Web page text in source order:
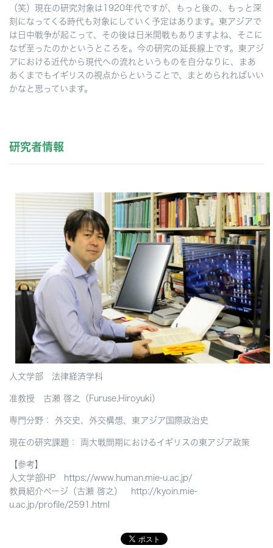
（笑）現在の研究対象は1920年代ですが、もっと後の、もっと深
刻になってくる時代も対象にしていく予定はあります。東アジアで
は日中戦争が起こって、その後は日米開戦もありますよね、そこに
なぜ至ったのかというところを。今の研究の延長線上です。東アジ
アにおける近代から現代への流れというものを自分なりに、まあ
あくまでもイギリスの視点からということで、まとめられればいい
かなと思っています。
研究者情報
人文学部 法律経済学科
准教授 古瀬 啓之（Furuse,Hiroyuki）
専門分野： 外交史、外交構想、東アジア国際政治史
現在の研究課題： 両大戦間期におけるイギリスの東アジア政策
【参考】
人文学部HP https://www.human.mie-u.ac.jp/
教員紹介ページ（古瀬 啓之） http://kyoin.mie-
u.ac.jp/profile/2591.html